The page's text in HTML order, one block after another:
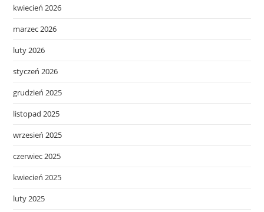
kwiecień 2026
marzec 2026
luty 2026
styczeń 2026
grudzień 2025
listopad 2025
wrzesień 2025
czerwiec 2025
kwiecień 2025
luty 2025